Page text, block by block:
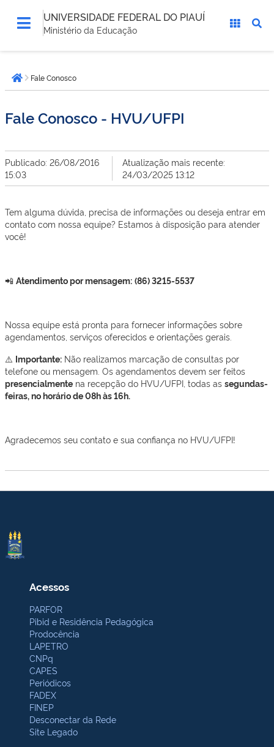
UNIVERSIDADE FEDERAL DO PIAUÍ
Ministério da Educação
está
aqui:Página inicial
Fale Conosco
Fale Conosco - HVU/UFPI
Publicado: 26/08/2016
15:03
Atualização mais recente:
24/03/2025 13:12
Tem alguma dúvida, precisa de informações ou deseja entrar em
contato com nossa equipe? Estamos à disposição para atender
você!
📲 Atendimento por mensagem: (86) 3215-5537
Nossa equipe está pronta para fornecer informações sobre
agendamentos, serviços oferecidos e orientações gerais.
⚠️ Importante: Não realizamos marcação de consultas por
telefone ou mensagem. Os agendamentos devem ser feitos
presencialmente na recepção do HVU/UFPI, todas as segundas-
feiras, no horário de 08h às 16h.
Agradecemos seu contato e sua confiança no HVU/UFPI!
Acessos
PARFOR
Pibid e Residência Pedagógica
Prodocência
LAPETRO
CNPq
CAPES
Periódicos
FADEX
FINEP
Desconectar da Rede
Site Legado